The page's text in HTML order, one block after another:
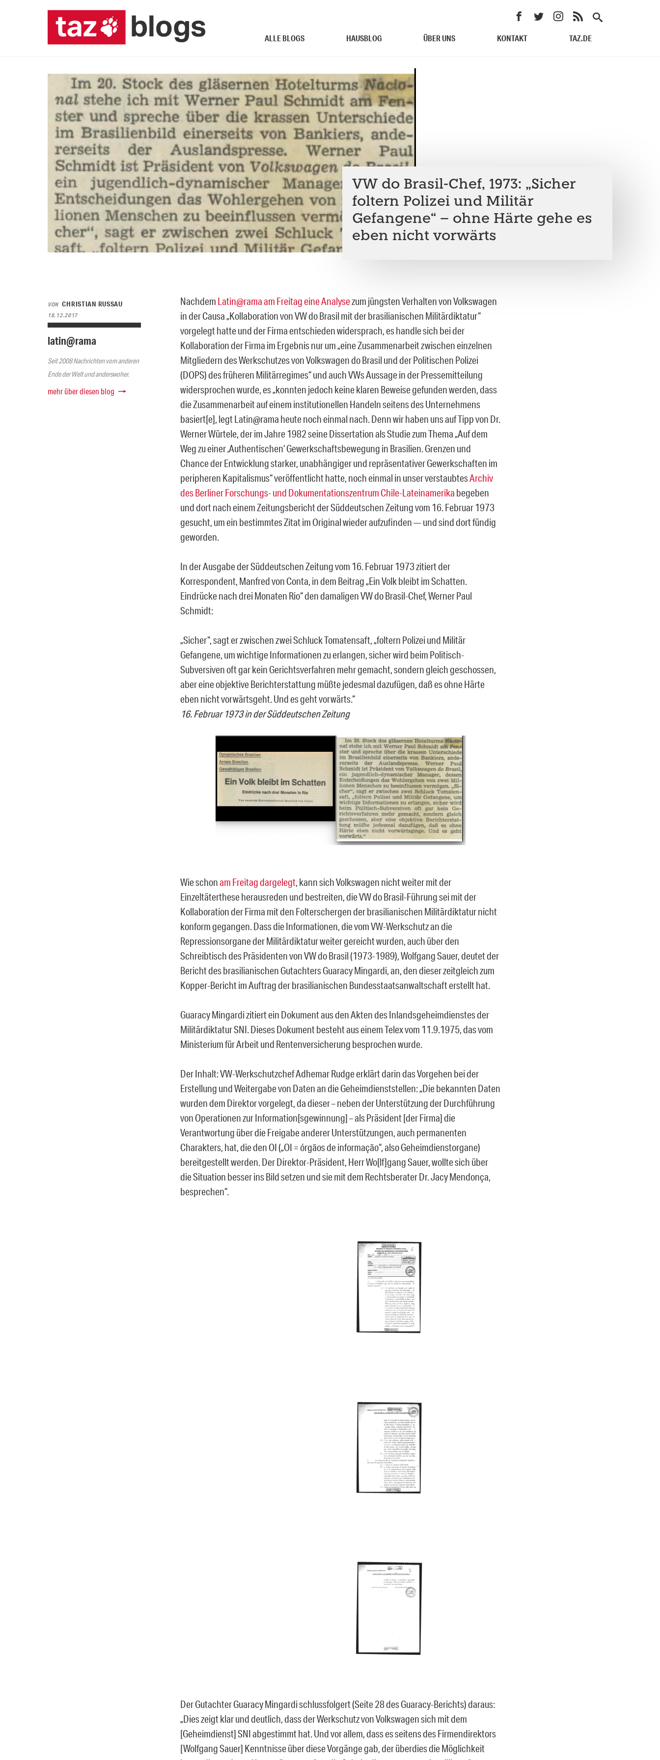
ALLE BLOGS HAUSBLOG ÜBER UNS KONTAKT TAZ.DE
VW do Brasil-Chef, 1973: „Sicher
foltern Polizei und Militär
Gefangene“ – ohne Härte gehe es
eben nicht vorwärts
VON CHRISTIAN RUSSAU
18.12.2017
latin@rama
Seit 2008 Nachrichten vom anderen
Ende der Welt und anderswoher.
mehr über diesen blog
Nachdem Latin@rama am Freitag eine Analysezum jüngsten Verhalten von Volkswagen
in der Causa „Kollaboration von VW do Brasil mit der brasilianischen Militärdiktatur“
vorgelegt hatte und der Firma entschieden widersprach, es handle sich bei der
Kollaboration der Firma im Ergebnis nur um „eine Zusammenarbeit zwischen einzelnen
Mitgliedern des Werkschutzes von Volkswagen do Brasil und der Politischen Polizei
(DOPS) des früheren Militärregimes“ und auch VWs Aussage in der Pressemitteilung
widersprochen wurde, es „konnten jedoch keine klaren Beweise gefunden werden, dass
die Zusammenarbeit auf einem institutionellen Handeln seitens des Unternehmens
basiert[e], legt Latin@rama heute noch einmal nach. Denn wir haben uns auf Tipp von Dr.
Werner Würtele, der im Jahre 1982 seine Dissertation als Studie zum Thema „Auf dem
Weg zu einer ‚Authentischen‘ Gewerkschaftsbewegung in Brasilien. Grenzen und
Chance der Entwicklung starker, unabhängiger und repräsentativer Gewerkschaften im
peripheren Kapitalismus“ veröffentlicht hatte, noch einmal in unser verstaubtesArchiv
des Berliner Forschungs- und Dokumentationszentrum Chile-Lateinamerika begeben
und dort nach einem Zeitungsbericht der Süddeutschen Zeitung vom 16. Februar 1973
gesucht, um ein bestimmtes Zitat im Original wieder aufzufinden — und sind dort fündig
geworden.
In der Ausgabe der Süddeutschen Zeitung vom 16. Februar 1973 zitiert der
Korrespondent, Manfred von Conta, in dem Beitrag „Ein Volk bleibt im Schatten.
Eindrücke nach drei Monaten Rio“ den damaligen VW do Brasil-Chef, Werner Paul
Schmidt:
„Sicher“, sagt er zwischen zwei Schluck Tomatensaft, „foltern Polizei und Militär
Gefangene, um wichtige Informationen zu erlangen, sicher wird beim Politisch-
Subversiven oft gar kein Gerichtsverfahren mehr gemacht, sondern gleich geschossen,
aber eine objektive Berichterstattung müßte jedesmal dazufügen, daß es ohne Härte
eben nicht vorwärtsgeht. Und es geht vorwärts.“
16. Februar 1973 in der Süddeutschen Zeitung
Wie schonam Freitag dargelegt, kann sich Volkswagen nicht weiter mit der
Einzeltäterthese herausreden und bestreiten, die VW do Brasil-Führung sei mit der
Kollaboration der Firma mit den Folterschergen der brasilianischen Militärdiktatur nicht
konform gegangen. Dass die Informationen, die vom VW-Werkschutz an die
Repressionsorgane der Militärdiktatur weiter gereicht wurden, auch über den
Schreibtisch des Präsidenten von VW do Brasil (1973-1989), Wolfgang Sauer, deutet der
Bericht des brasilianischen Gutachters Guaracy Mingardi, an, den dieser zeitgleich zum
Kopper-Bericht im Auftrag der brasilianischen Bundesstaatsanwaltschaft erstellt hat.
Guaracy Mingardi zitiert ein Dokument aus den Akten des Inlandsgeheimdienstes der
Militärdiktatur SNI. Dieses Dokument besteht aus einem Telex vom 11.9.1975, das vom
Ministerium für Arbeit und Rentenversicherung besprochen wurde.
Der Inhalt: VW-Werkschutzchef Adhemar Rudge erklärt darin das Vorgehen bei der
Erstellung und Weitergabe von Daten an die Geheimdienststellen: „Die bekannten Daten
wurden dem Direktor vorgelegt, da dieser – neben der Unterstützung der Durchführung
von Operationen zur Information[sgewinnung] – als Präsident [der Firma] die
Verantwortung über die Freigabe anderer Unterstützungen, auch permanenten
Charakters, hat, die den OI („OI = órgãos de informação“, also Geheimdienstorgane)
bereitgestellt werden. Der Direktor-Präsident, Herr Wo[lf]gang Sauer, wollte sich über
die Situation besser ins Bild setzen und sie mit dem Rechtsberater Dr. Jacy Mendonça,
besprechen“.
Der Gutachter Guaracy Mingardi schlussfolgert (Seite 28 des Guaracy-Berichts) daraus:
„Dies zeigt klar und deutlich, dass der Werkschutz von Volkswagen sich mit dem
[Geheimdienst] SNI abgestimmt hat. Und vor allem, dass es seitens des Firmendirektors
[Wolfgang Sauer] Kenntnisse über diese Vorgänge gab, der überdies die Möglichkeit